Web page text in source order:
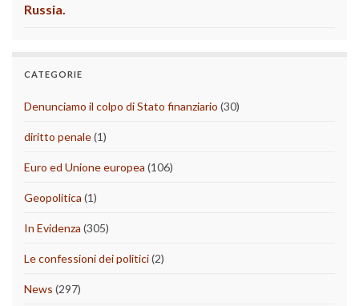
Russia.
CATEGORIE
Denunciamo il colpo di Stato finanziario (30)
diritto penale(1)
Euro ed Unione europea (106)
Geopolitica (1)
In Evidenza (305)
Le confessioni dei politici(2)
News (297)